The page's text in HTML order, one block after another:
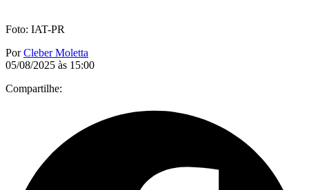
Foto: IAT-PR
PorCleber Moletta
05/08/2025 às 15:00
Compartilhe: